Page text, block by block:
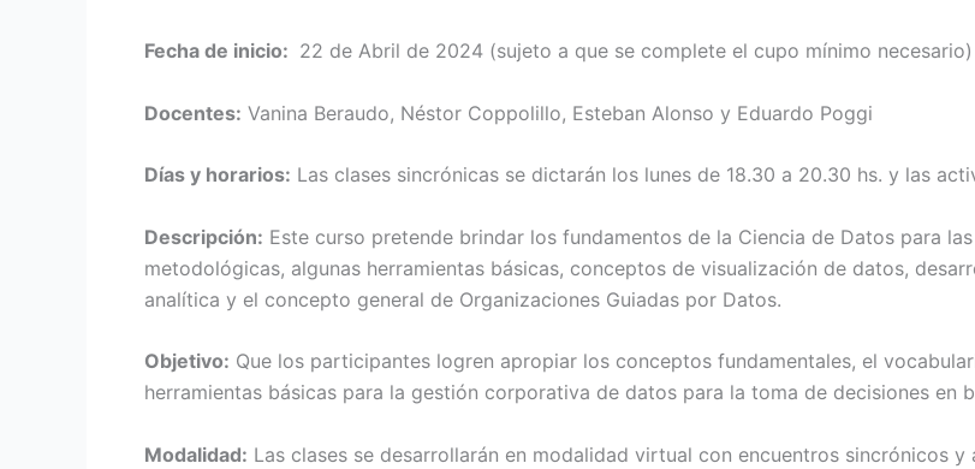
Fecha de inicio: 22 de Abril de 2024 (sujeto a que se complete el cupo mínimo necesario)
Docentes: Vanina Beraudo, Néstor Coppolillo, Esteban Alonso y Eduardo Poggi
Días y horarios: Las clases sincrónicas se dictarán los lunes de 18.30 a 20.30 hs. y las
Descripción: Este curso pretende brindar los fundamentos de la Ciencia de Datos para
metodológicas, algunas herramientas básicas, conceptos de visualización de datos,
analítica y el concepto general de Organizaciones Guiadas por Datos.
Objetivo: Que los participantes logren apropiar los conceptos fundamentales, el
herramientas básicas para la gestión corporativa de datos para la toma de decisiones en
Modalidad: Las clases se desarrollarán en modalidad virtual con encuentros sincrónicos y